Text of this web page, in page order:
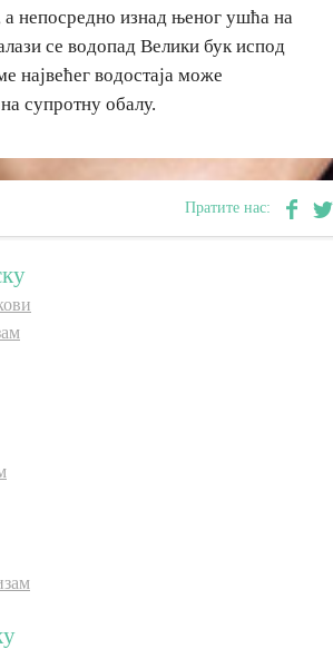
а непосредно изнад њеног ушћа на
се водопад Велики бук испод
највећег водостаја може
супротну обалу.
Пратите нас: